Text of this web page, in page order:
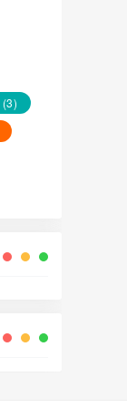
(3)